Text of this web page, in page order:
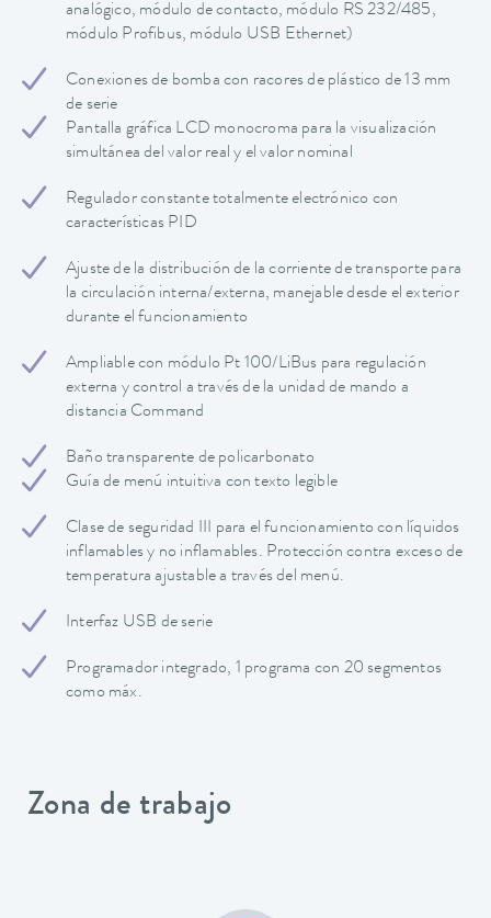
analógico, módulo de contacto, módulo RS 232/485,
módulo Profibus, módulo USB Ethernet)
Conexiones de bomba con racores de plástico de 13 mm
de serie
Pantalla gráfica LCD monocroma para la visualización
simultánea del valor real y el valor nominal
Regulador constante totalmente electrónico con
características PID
Ajuste de la distribución de la corriente de transporte para
la circulación interna/externa, manejable desde el exterior
durante el funcionamiento
Ampliable con módulo Pt 100/LiBus para regulación
externa y control a través de la unidad de mando a
distancia Command
Baño transparente de policarbonato
Guía de menú intuitiva con texto legible
Clase de seguridad III para el funcionamiento con líquidos
inflamables y no inflamables. Protección contra exceso de
temperatura ajustable a través del menú.
Interfaz USB de serie
Programador integrado, 1 programa con 20 segmentos
como máx.
Zona de trabajo